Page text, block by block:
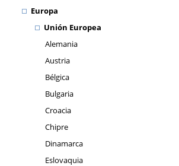
Europa
Unión Europea
Alemania
Austria
Bélgica
Bulgaria
Croacia
Chipre
Dinamarca
Eslovaquia